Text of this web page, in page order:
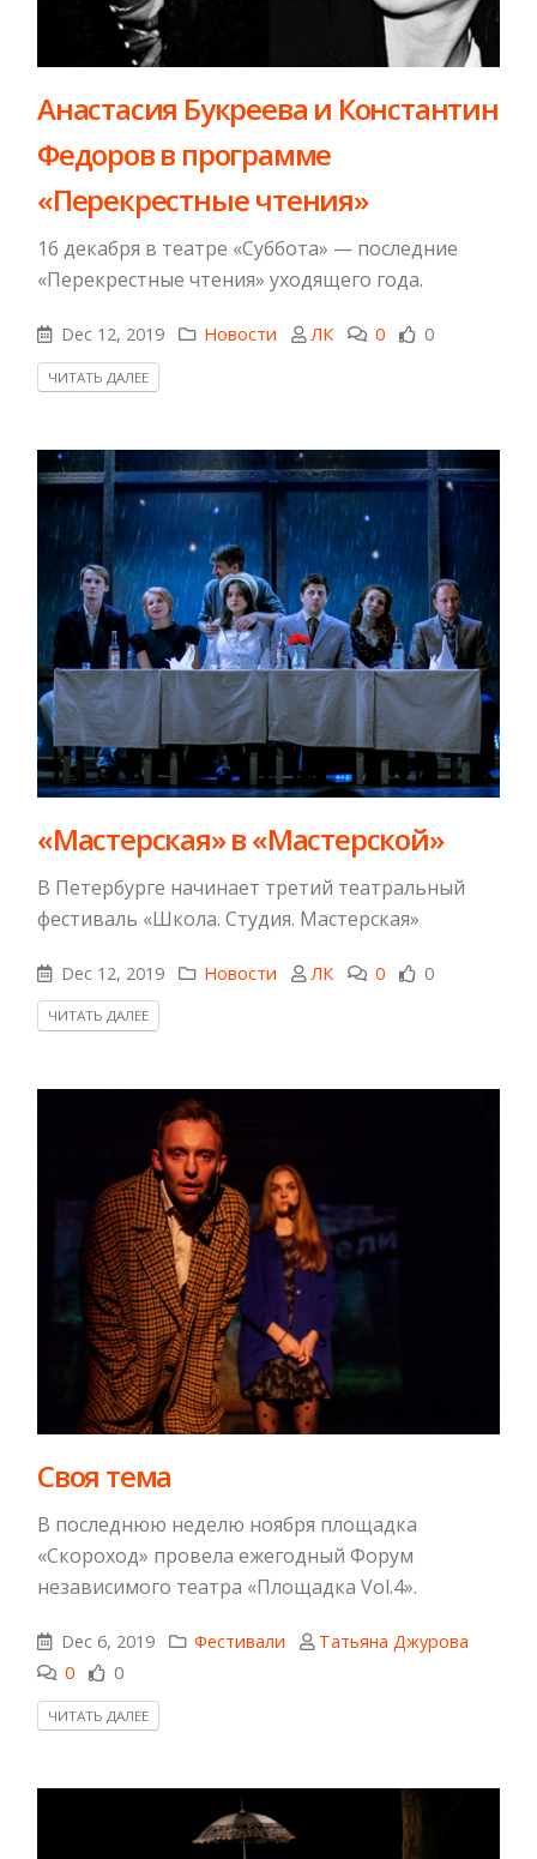
Анастасия Букреева и Константин
Федоров в программе
«Перекрестные чтения»
16 декабря в театре «Суббота» — последние
«Перекрестные чтения» уходящего года.
Dec 12, 2019 Новости ЛК 0 0
ЧИТАТЬ ДАЛЕЕ
«Мастерская» в «Мастерской»
В Петербурге начинает третий театральный
фестиваль «Школа. Студия. Мастерская»
Dec 12, 2019 Новости ЛК 0 0
ЧИТАТЬ ДАЛЕЕ
​Своя тема
В последнюю неделю ноября площадка
«Скороход» провела ежегодный Форум
независимого театра «Площадка Vol.4».
Dec 6, 2019 Фестивали
Татьяна Джурова
0
0
ЧИТАТЬ ДАЛЕЕ